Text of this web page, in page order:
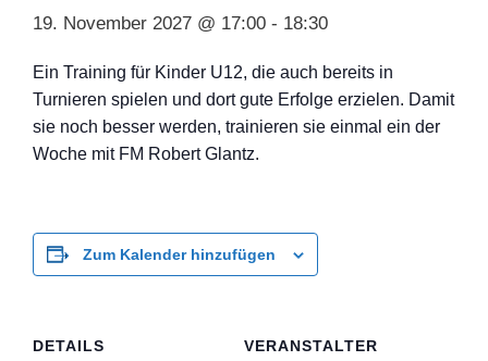
19. November 2027 @ 17:00 - 18:30
Ein Training für Kinder U12, die auch bereits in
Turnieren spielen und dort gute Erfolge erzielen. Damit
sie noch besser werden, trainieren sie einmal ein der
Woche mit FM Robert Glantz.
Zum Kalender hinzufügen
DETAILS
VERANSTALTER